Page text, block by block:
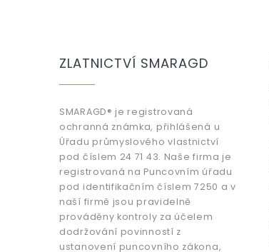
ZLATNICTVÍ SMARAGD
SMARAGD® je registrovaná
ochranná známka, přihlášená u
Úřadu průmyslového vlastnictví
pod číslem 24 71 43. Naše firma je
registrovaná na Puncovním úřadu
pod identifikačním číslem 7250 a v
naší firmě jsou pravidelně
prováděny kontroly za účelem
dodržování povinností z
ustanovení puncovního zákona,